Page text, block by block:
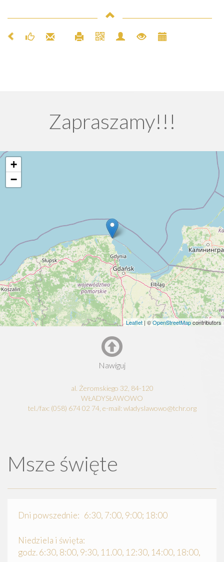
Zapraszamy!!!
+
−
Leaflet | ©OpenStreetMapcontributors
Nawiguj
al. Żeromskiego 32, 84-120
WŁADYSŁAWOWO
tel./fax: (058) 674 02 74, e-mail: wladyslawowo@tchr.org
Msze święte
Dni powszednie: 6:30, 7:00, 9:00; 18:00
Niedziela i święta:
godz. 6:30, 8:00, 9:30, 11.00, 12:30, 14:00, 18:00,